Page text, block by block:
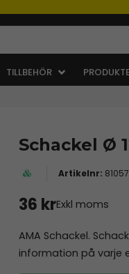
TILLBEHÖR
Schackel Ø
81057
36 krExkl moms
AMA Schackel.
information på varje